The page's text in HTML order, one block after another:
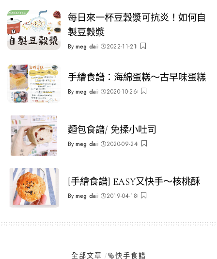
每日來一杯豆穀漿可抗炎！如何自
製豆穀漿
Posted
By meg dai 2022-11-21
手繪食譜：海綿蛋糕～古早味蛋糕
Posted
By meg dai 2020-10-26
麵包食譜/ 免揉小吐司
Posted
By meg dai 2020-09-24
[手繪食譜] EASY又快手～核桃酥
Posted
By meg dai 2019-04-18
全部文章 🥯快手食譜